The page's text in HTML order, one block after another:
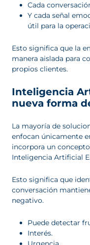
Cada
Y cada señal
útil para la
Esto significa que la
manera aislada para
propios clientes.
Inteligencia
nueva forma
La mayoría de
enfocan únicamente
incorpora un
Inteligencia Artificial
Esto significa que
conversación
negativo.
Puede detectar
Interés.